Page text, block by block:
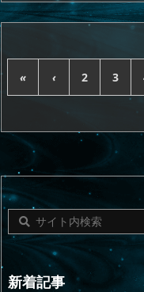
« ‹ 2 3
新着記事